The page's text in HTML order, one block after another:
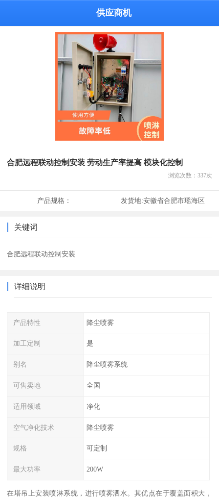
供应商机
合肥远程联动控制安装 劳动生产率提高 模块化控制
浏览次数： 337次
产品规格： 发货地:安徽省合肥市瑶海区
关键词
合肥远程联动控制安装
详细说明
产品特性 降尘喷雾
加工定制 是
别名 降尘喷雾系统
可售卖地 全国
适用领域 净化
空气净化技术 降尘喷雾
规格 可定制
最大功率 200W
在塔吊上安装喷淋系统，进行喷雾洒水。其优点在于覆盖面积大，